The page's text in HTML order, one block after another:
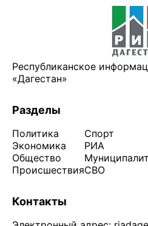
Республиканское
«Дагестан»
Разделы
Политика
Экономика
Общество
Происшествия
Спорт
РИА
СВО
Контакты